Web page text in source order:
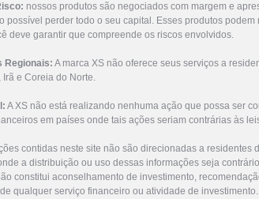
nossos produtos são negociados com margem e
possível perder todo o seu capital. Esses produtos
deve garantir que compreende os riscos envolvidos.
Regionais: A marca XS não oferece seus serviços a
Irã e Coreia do Norte.
A XS não está realizando nenhuma ação que possa ser
em países onde tais ações seriam contrárias às
contidas neste site não são direcionadas a residentes
a distribuição ou uso dessas informações seja
constitui aconselhamento de investimento,
qualquer serviço financeiro ou atividade de investimento.